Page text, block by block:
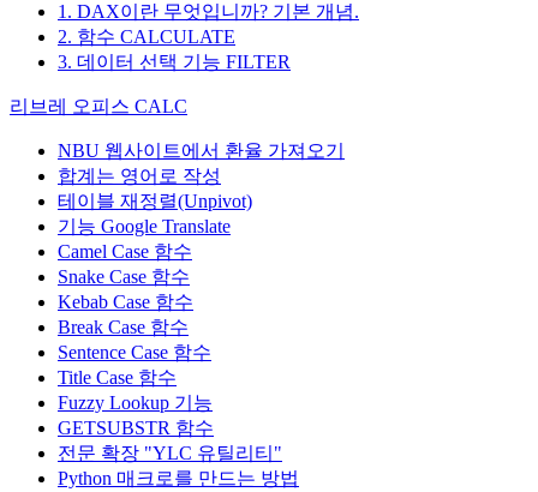
1. DAX이란 무엇입니까? 기본 개념.
2. 함수 CALCULATE
3. 데이터 선택 기능 FILTER
리브레 오피스 CALC
NBU 웹사이트에서 환율 가져오기
합계는 영어로 작성
테이블 재정렬(Unpivot)
기능 Google Translate
Camel Case 함수
Snake Case 함수
Kebab Case 함수
Break Case 함수
Sentence Case 함수
Title Case 함수
Fuzzy Lookup 기능
GETSUBSTR 함수
전문 확장 "YLC 유틸리티"
Python 매크로를 만드는 방법